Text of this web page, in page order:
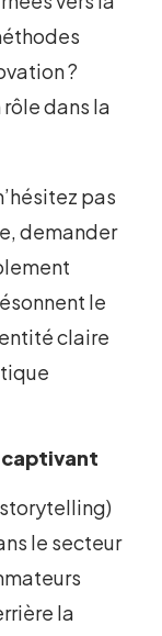
?
dans la
pas
demander
le
claire
le secteur
la